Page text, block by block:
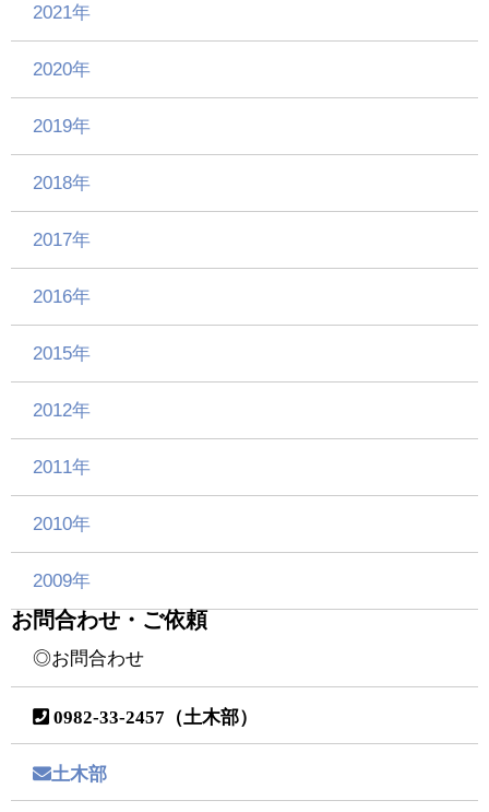
2021年
2020年
2019年
2018年
2017年
2016年
2015年
2012年
2011年
2010年
2009年
お問合わせ・ご依頼
◎お問合わせ
0982-33-2457（土木部）
土木部